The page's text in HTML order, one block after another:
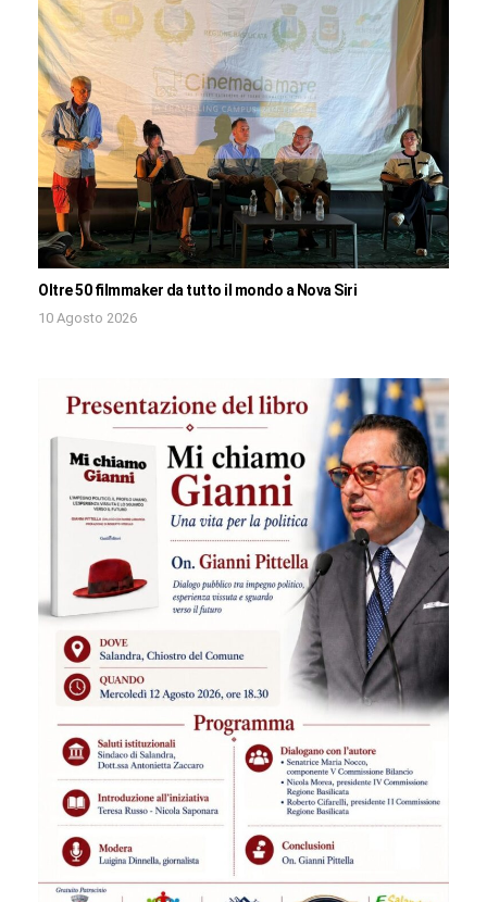
Oltre 50 filmmaker da tutto il mondo a Nova Siri
10 Agosto 2026